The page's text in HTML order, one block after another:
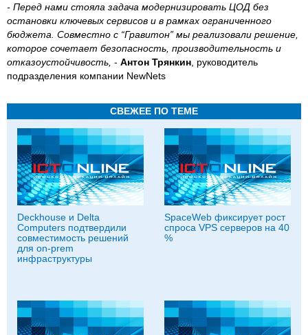
- Перед нами стояла задача модернизировать ЦОД без
остановки ключевых сервисов и в рамках ограниченного
бюджета. Совместно с “Гравитон” мы реализовали решение,
которое сочетает безопасность, производительность и
отказоустойчивость, - Антон Трянкин , руководитель
подразделения компании NewNets
СВЕЖЕЕ ПО ТЕМЕ
Deckhouse и Delta
Computers подтвердили
совместимость решений
для on-prem
инфраструктуры
SpaceWeb фиксирует рост
спроса VPS серверов на 40
%